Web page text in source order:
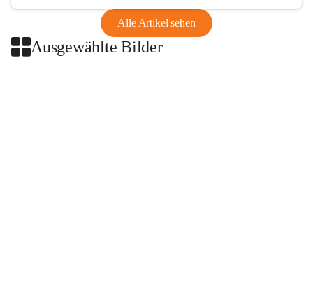
Alle Artikel sehen
Ausgewählte Bilder